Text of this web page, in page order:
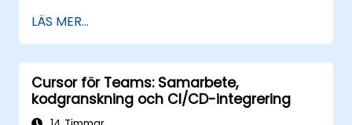
LÄS MER...
Cursor för Teams: Samarbete,
kodgranskning och CI/CD-integrering